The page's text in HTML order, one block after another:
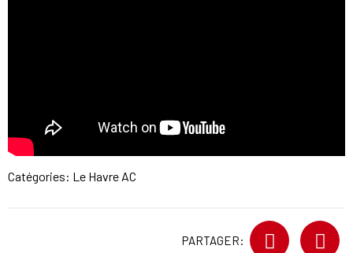
Catégories: Le Havre AC
PARTAGER: